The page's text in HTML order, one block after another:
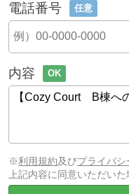
電話番号 任意
内容 OK
※利用規約及びプライバシ
上記内容に同意いただい